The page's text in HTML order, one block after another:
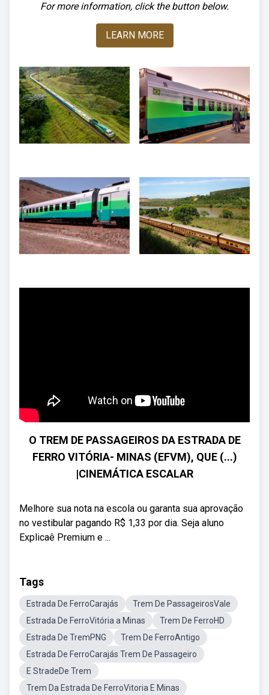
For more information, click the button below.
LEARN MORE
O TREM DE PASSAGEIROS DA ESTRADA DE
FERRO VITÓRIA- MINAS (EFVM), QUE (...)
|CINEMÁTICA ESCALAR
Melhore sua nota na escola ou garanta sua aprovação
no vestibular pagando R$ 1,33 por dia. Seja aluno
Explicaê Premium e ...
Tags
Estrada De FerroCarajás
Trem De PassageirosVale
Estrada De FerroVitória a Minas
Trem De FerroHD
Estrada De TremPNG
Trem De FerroAntigo
Estrada De FerroCarajás Trem De Passageiro
E StradeDe Trem
Trem Da Estrada De FerroVitoria E Minas